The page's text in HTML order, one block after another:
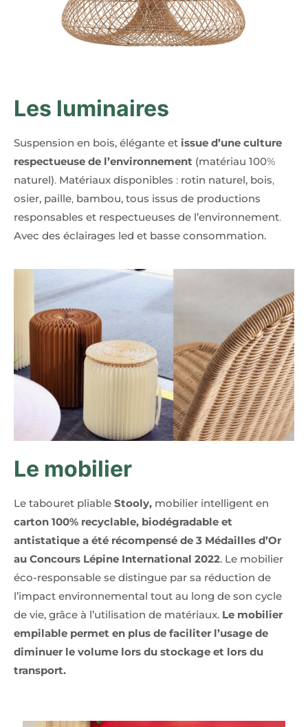
Les luminaires
Suspension en bois, élégante et issue d’une culture
respectueuse de l’environnement (matériau 100%
naturel). Matériaux disponibles : rotin naturel, bois,
osier, paille, bambou, tous issus de productions
responsables et respectueuses de l’environnement.
Avec des éclairages led et basse consommation.
Le mobilier
Le tabouret pliable Stooly, mobilier intelligent en
carton 100% recyclable, biodégradable et
antistatique a été récompensé de 3 Médailles d’Or
au Concours Lépine International 2022. Le mobilier
éco-responsable se distingue par sa réduction de
l’impact environnemental tout au long de son cycle
de vie, grâce à l’utilisation de matériaux. Le mobilier
empilable permet en plus de faciliter l’usage de
diminuer le volume lors du stockage et lors du
transport.